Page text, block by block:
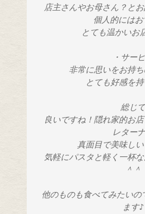
個人的には
とても温かいお
・サー
非常に思いをお持
とても好感を持
総じて
レター
真面目で美味しい
＾＾
他のものも食べてみたい
ます♪